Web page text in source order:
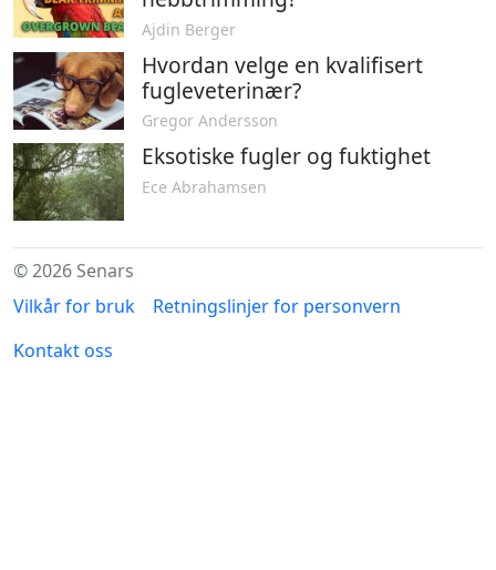
Ajdin Berger
Hvordan velge en kvalifisert
fugleveterinær?
Gregor Andersson
Eksotiske fugler og fuktighet
Ece Abrahamsen
© 2026 Senars
Vilkår for bruk
Retningslinjer for personvern
Kontakt oss